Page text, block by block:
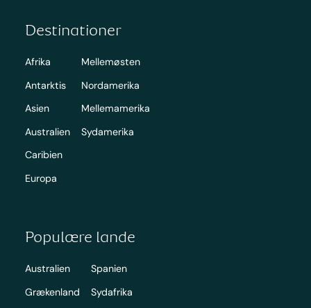
Destinationer
Afrika
Antarktis
Asien
Australien
Caribien
Europa
Mellemøsten
Nordamerika
Mellemamerika
Sydamerika
Populære lande
Australien
Grækenland
Spanien
Sydafrika